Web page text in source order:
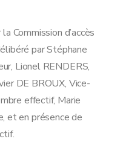
Commission d’accès
par Stéphane
Lionel RENDERS,
DE BROUX, Vice-
effectif, Marie
et en présence de